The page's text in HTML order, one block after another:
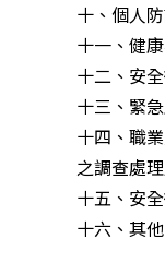
十、個人
十一、健
十二、安
十三、緊
十四、職
之調查處
十五、安
十六、其